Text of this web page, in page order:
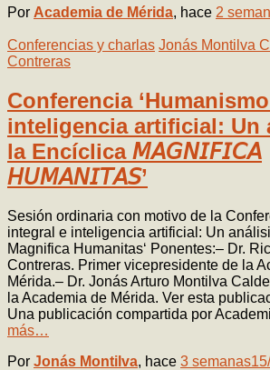
Por Academia de Mérida, hace 2
Conferencias y charlas Jonás Montilva
Contreras
Conferencia
inteligencia artificial: Un
la Encíclica 𝘔𝘈𝘎𝘕𝘐𝘍𝘐𝘊𝘈
𝘏𝘜𝘔𝘈𝘕𝘐𝘛𝘈𝘚’
Sesión ordinaria con motivo de la
integral e inteligencia artificial: Un
Magnifica Humanitas‘ Ponentes:– Dr.
Contreras. Primer vicepresidente de la
Mérida.– Dr. Jonás Arturo Montilva
la Academia de Mérida. Ver esta
Una publicación compartida por
más…
Por Jonás Montilva, hace 3 semanas